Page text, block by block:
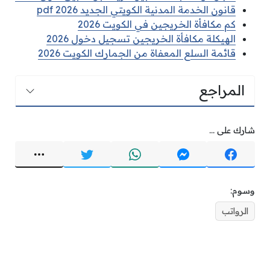
قانون الخدمة المدنية الكويتي الجديد pdf 2026
كم مكافأة الخريجين في الكويت 2026
الهيكلة مكافأة الخريجين تسجيل دخول 2026
قائمة السلع المعفاة من الجمارك الكويت 2026
المراجع
شارك على ...
وسوم:
الرواتب